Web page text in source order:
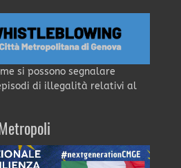
si possono segnalare
di illegalità relativi al